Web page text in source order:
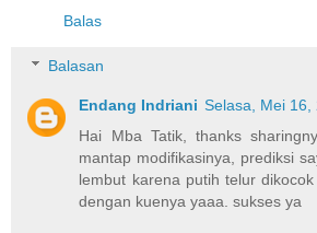
Balas
Balasan
Endang Indriani Selasa, Mei 16,
Hai Mba Tatik, thanks
mantap modifikasinya, prediksi
lembut karena putih telur
dengan kuenya yaaa. sukses ya